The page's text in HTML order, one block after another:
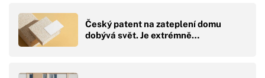
Český patent na zateplení domu
dobývá svět. Je extrémně…